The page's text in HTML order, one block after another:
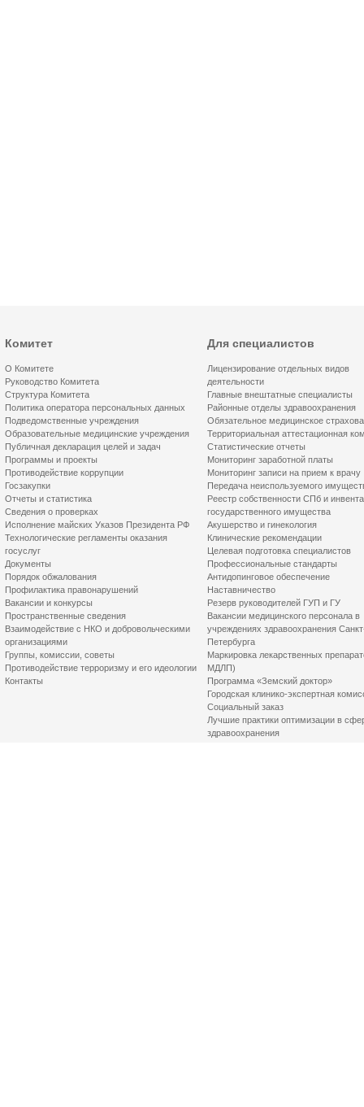
Комитет
О Комитете
Руководство Комитета
Структура Комитета
Политика оператора персональных данных
Подведомственные учреждения
Образовательные медицинские учреждения
Публичная декларация целей и задач
Программы и проекты
Противодействие коррупции
Госзакупки
Отчеты и статистика
Сведения о проверках
Исполнение майских Указов Президента РФ
Технологические регламенты оказания
госуслуг
Документы
Порядок обжалования
Профилактика правонарушений
Вакансии и конкурсы
Пространственные сведения
Взаимодействие с НКО и добровольческими
организациями
Группы, комиссии, советы
Противодействие терроризму и его идеологии
Контакты
Для специалистов
Лицензирование отдельных видов
деятельности
Главные внештатные специалисты
Районные отделы здравоохранения
Обязательное медицинское
Территориальная аттестационная
Статистические отчеты
Мониторинг заработной платы
Мониторинг записи на прием к врачу
Передача неиспользуемого
Реестр собственности СПб и
государственного имущества
Акушерство и гинекология
Клинические рекомендации
Целевая подготовка специалистов
Профессиональные стандарты
Антидопинговое обеспечение
Наставничество
Резерв руководителей ГУП и ГУ
Вакансии медицинского персонала в
учреждениях здравоохранения
Петербурга
Маркировка лекарственных
МДЛП)
Программа «Земский доктор»
Городская клинико-экспертная
Социальный заказ
Лучшие практики оптимизации в
здравоохранения